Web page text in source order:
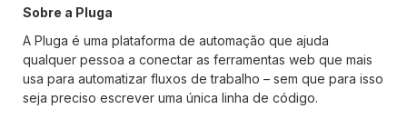
Sobre a Pluga
A Pluga é uma plataforma de automação que ajuda
qualquer pessoa a conectar as ferramentas web que mais
usa para automatizar fluxos de trabalho – sem que para isso
seja preciso escrever uma única linha de código.